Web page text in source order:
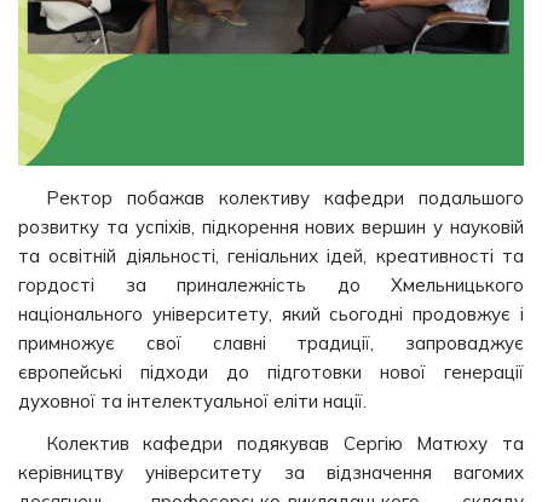
Ректор побажав колективу кафедри подальшого
розвитку та успіхів, підкорення нових вершин у науковій
та освітній діяльності, геніальних ідей, креативності та
гордості за приналежність до Хмельницького
національного університету, який сьогодні продовжує і
примножує свої славні традиції, запроваджує
європейські підходи до підготовки нової генерації
духовної та інтелектуальної еліти нації.
Колектив кафедри подякував Сергію Матюху та
керівництву університету за відзначення вагомих